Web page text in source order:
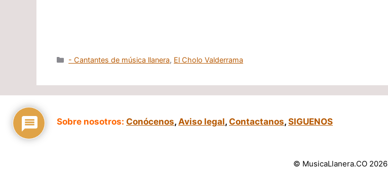
Categorías
- Cantantes de música llanera, El Cholo Valderrama
Sobre nosotros: Conócenos, Aviso legal, Contactanos, SIGUENOS
© MusicaLlanera.CO 2026